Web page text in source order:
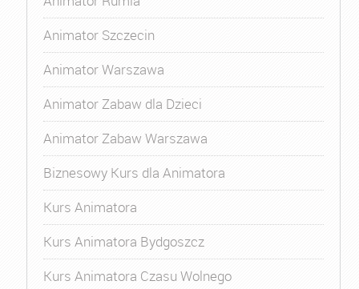
Animator Szczecin
Animator Warszawa
Animator Zabaw dla Dzieci
Animator Zabaw Warszawa
Biznesowy Kurs dla Animatora
Kurs Animatora
Kurs Animatora Bydgoszcz
Kurs Animatora Czasu Wolnego